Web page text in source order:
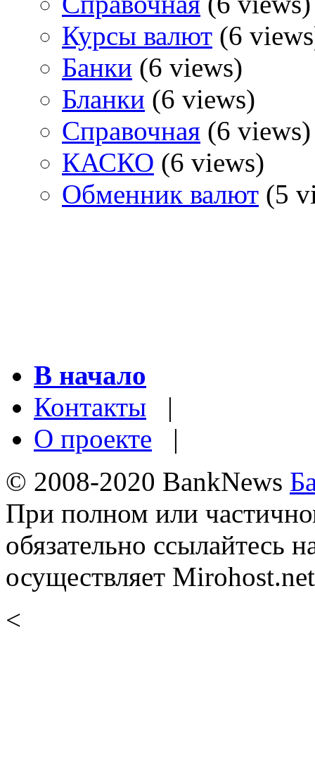
Курсы валют (6
Банки (6 views)
Бланки (6 views)
Справочная (6 views)
КАСКО (6 views)
Обменник валют (5
В начало
Контакты |
О проекте |
© 2008-2020 BankNews
При полном или
обязательно ссылайтесь
осуществляет
<